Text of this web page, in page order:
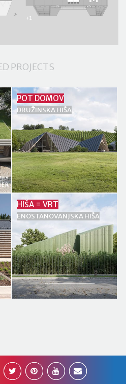
PROJECTS
POT DOMOV
DRUŽINSKA HIŠA
HIŠA = VRT
ENOSTANOVANJSKA HIŠA